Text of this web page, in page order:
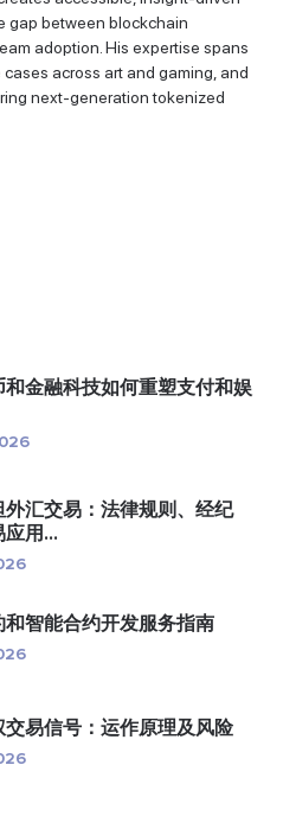
gap between blockchain
adoption. His expertise spans
across art and gaming, and
next-generation tokenized
和金融科技如何重塑支付和娱
外汇交易：法律规则、经纪
用...
和智能合约开发服务指南
交易信号：运作原理及风险